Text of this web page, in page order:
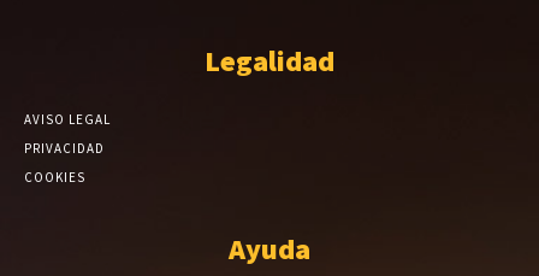
Legalidad
AVISO LEGAL
PRIVACIDAD
COOKIES
Ayuda